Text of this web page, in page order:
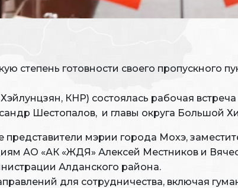
степень готовности своего пропускного
КНР) состоялась рабочая
Шестопалов, и главы округа Большой
мэрии города Мохэ,
АО «АК «ЖДЯ» Алексей Местников и
Алданского района.
для сотрудничества, включая